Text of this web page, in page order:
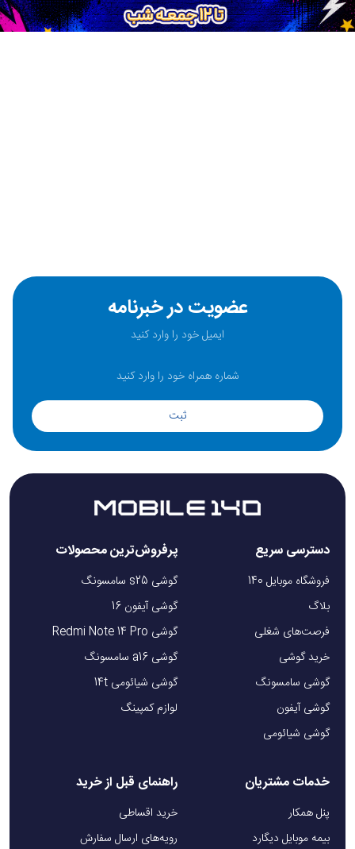
عضویت در خبرنامه
ثبت
دسترسی سریع
فروشگاه موبایل 140
بلاگ
فرصت‌های شغلی
خرید گوشی
گوشی سامسونگ
گوشی آیفون
گوشی شیائومی
پرفروش‌ترین محصولات
گوشی s25 سامسونگ
گوشی آیفون 16
گوشی Redmi Note 14 Pro
گوشی a16 سامسونگ
گوشی شیائومی 14t
لوازم کمپینگ
خدمات مشتریان
پنل همکار
بیمه موبایل دیگارد
راهنمای قبل از خرید
خرید اقساطی
رویه‌های ارسال سفارش